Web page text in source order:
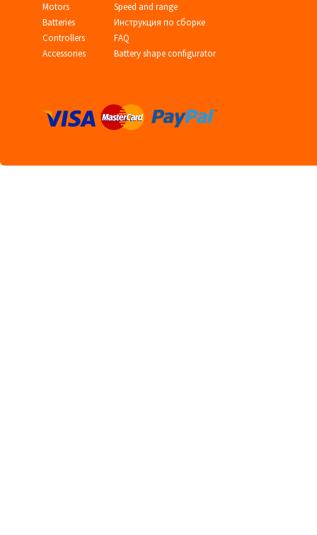
Motors
Batteries
Controllers
Accessories
Speed and range
Инструкция по сборке
FAQ
Battery shape configurator